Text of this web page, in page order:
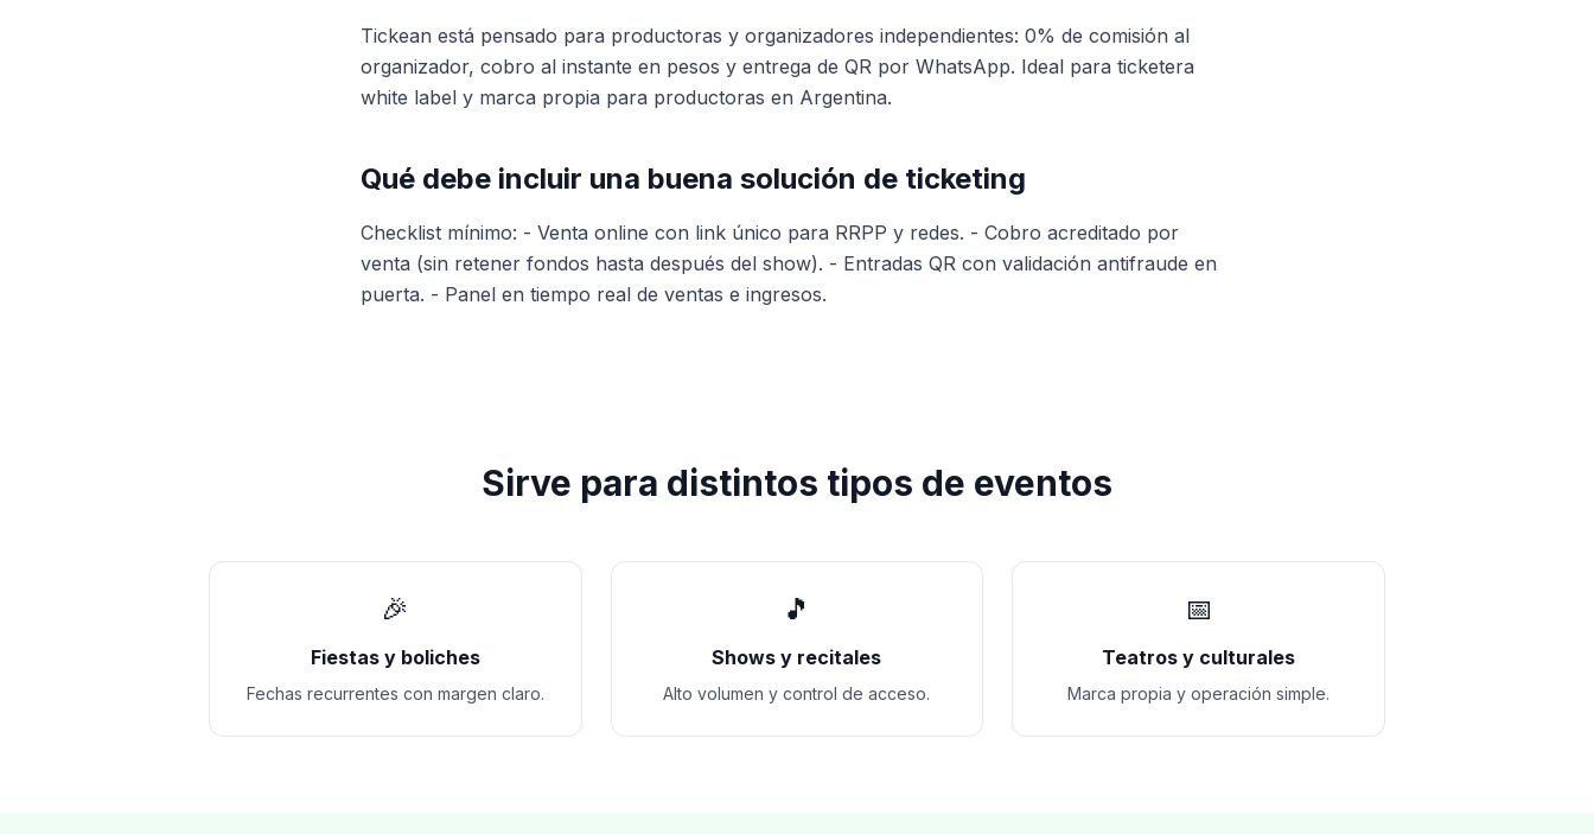
Tickean está pensado para productoras y organizadores independientes: 0% de comisión al
organizador, cobro al instante en pesos y entrega de QR por WhatsApp. Ideal para ticketera
white label y marca propia para productoras en Argentina.
Qué debe incluir una buena solución de ticketing
Checklist mínimo: - Venta online con link único para RRPP y redes. - Cobro acreditado por
venta (sin retener fondos hasta después del show). - Entradas QR con validación antifraude en
puerta. - Panel en tiempo real de ventas e ingresos.
Sirve para distintos tipos de eventos
🎉
Fiestas y boliches
Fechas recurrentes con margen claro.
🎵
Shows y recitales
Alto volumen y control de acceso.
📅
Teatros y culturales
Marca propia y operación simple.